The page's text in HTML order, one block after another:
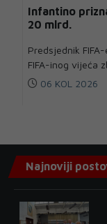
Infantino
20 mlrd.
Predsjednik
FIFA-inog vijeća
06 KOL 2026
Najnoviji